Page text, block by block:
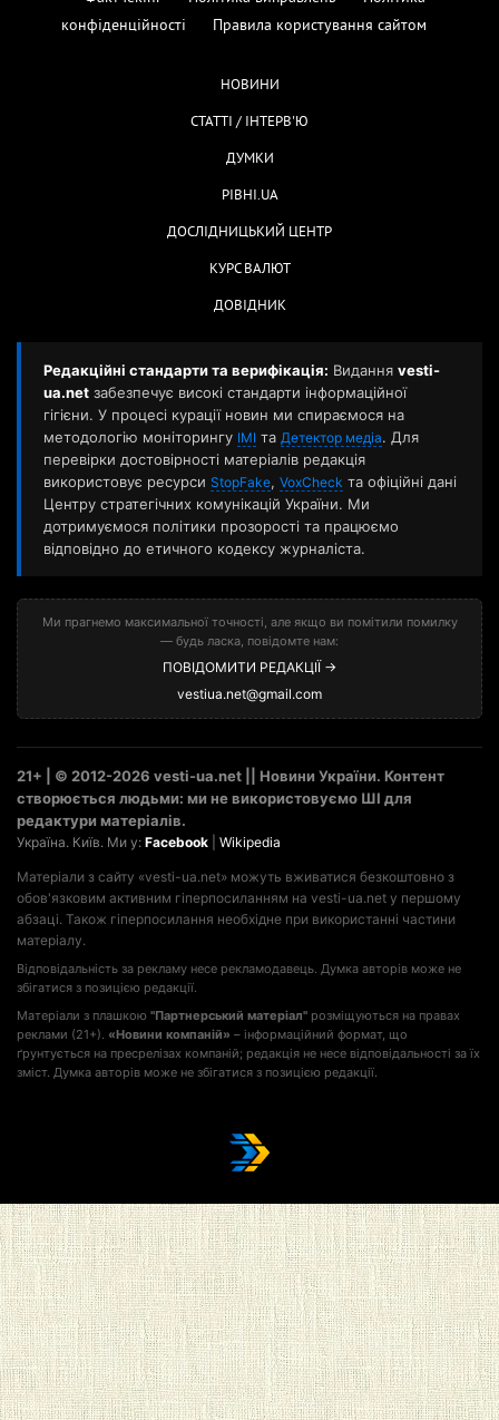
конфіденційності
Правила користування сайтом
НОВИНИ
СТАТТІ / ІНТЕРВ'Ю
ДУМКИ
РІВНІ.UA
ДОСЛІДНИЦЬКИЙ ЦЕНТР
КУРС ВАЛЮТ
ДОВІДНИК
Редакційні стандарти та верифікація: Видання vesti-
ua.net забезпечує високі стандарти інформаційної
гігієни. У процесі курації новин ми спираємося на
методологію моніторингу ІМІ та Детектор медіа. Для
перевірки достовірності матеріалів редакція
використовує ресурси StopFake, VoxCheck та офіційні дані
Центру стратегічних комунікацій України. Ми
дотримуємося політики прозорості та працюємо
відповідно до етичного кодексу журналіста.
Ми прагнемо максимальної точності, але якщо ви помітили помилку
— будь ласка, повідомте нам:
ПОВІДОМИТИ РЕДАКЦІЇ →
vestiua.net@gmail.com
21+ | © 2012-2026 vesti-ua.net || Новини України. Контент
створюється людьми: ми не використовуємо ШІ для
редактури матеріалів.
Україна. Київ. Ми у: Facebook Wikipedia
Матеріали з сайту «vesti-ua.net» можуть вживатися безкоштовно з
обов'язковим активним гіперпосиланням на vesti-ua.net у першому
абзаці. Також гіперпосилання необхідне при використанні частини
матеріалу.
Відповідальність за рекламу несе рекламодавець. Думка авторів може не
збігатися з позицією редакції.
Матеріали з плашкою "Партнерський матеріал" розміщуються на правах
реклами (21+). «Новини компаній» – інформаційний формат, що
ґрунтується на пресрелізах компаній; редакція не несе відповідальності за їх
зміст. Думка авторів може не збігатися з позицією редакції.